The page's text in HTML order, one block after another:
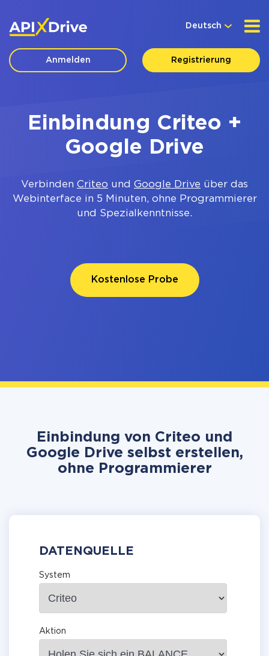
Deutsch
Anmelden Registrierung
Einbindung Criteo +
Google Drive
Verbinden Criteo und Google Drive über das
Webinterface in 5 Minuten, ohne Programmierer
und Spezialkenntnisse.
Kostenlose Probe
Einbindung von Criteo und
Google Drive selbst erstellen,
ohne Programmierer
DATENQUELLE
System
Aktion